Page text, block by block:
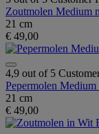
Zoutmolen Medium
21 cm
€ 49,00
4,9 out of 5
Pepermolen
21 cm
€ 49,00